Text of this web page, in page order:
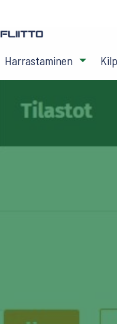
Harrastaminen